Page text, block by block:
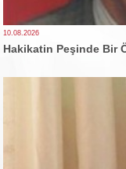
10.08.2026
Hakikatin Peşinde Bir